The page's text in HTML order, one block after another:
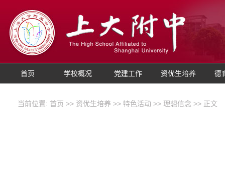
首页 学校概况 党建工作 资优生培养 德
当前位置: 首页 >> 资优生培养 >> 特色活动 >> 理想信念 >> 正文